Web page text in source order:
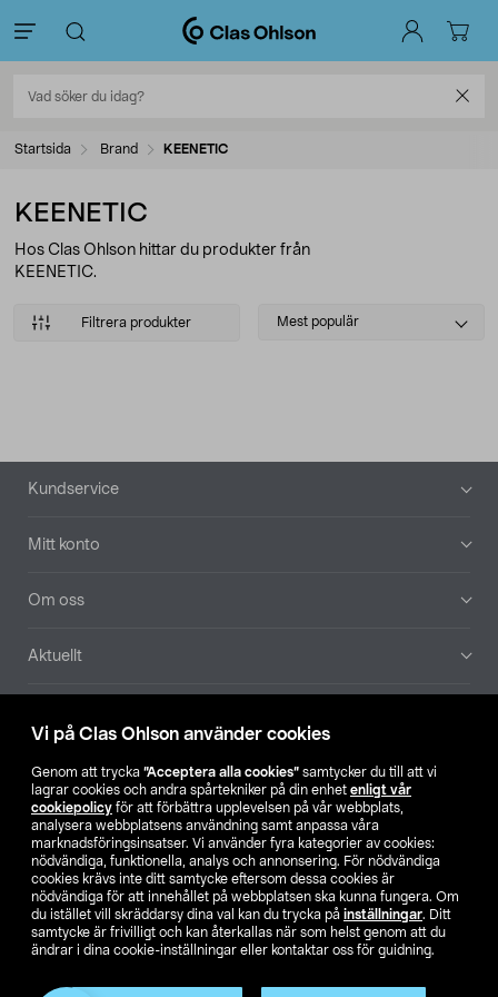
Vi på Clas Ohlson använder cookies
Genom att trycka ”Acceptera alla cookies” samtycker du till att vi
lagrar cookies och andra spårtekniker på din enhet enligt vår
cookiepolicy för att förbättra upplevelsen på vår webbplats,
analysera webbplatsens användning samt anpassa våra
marknadsföringsinsatser. Vi använder fyra kategorier av cookies:
nödvändiga, funktionella, analys och annonsering. För nödvändiga
cookies krävs inte ditt samtycke eftersom dessa cookies är
nödvändiga för att innehållet på webbplatsen ska kunna fungera. Om
du istället vill skräddarsy dina val kan du trycka på inställningar. Ditt
samtycke är frivilligt och kan återkallas när som helst genom att du
ändrar i dina cookie-inställningar eller kontaktar oss för guidning.
Startsida Brand KEENETIC
KEENETIC
Hos Clas Ohlson hittar du produkter från
KEENETIC.
Filtrera produkter
Select
Mest populär
Sidfot
Kundservice
Mitt konto
Om oss
Aktuellt
Hitta butik
SE NO FI
Ändra till priser exklusive moms